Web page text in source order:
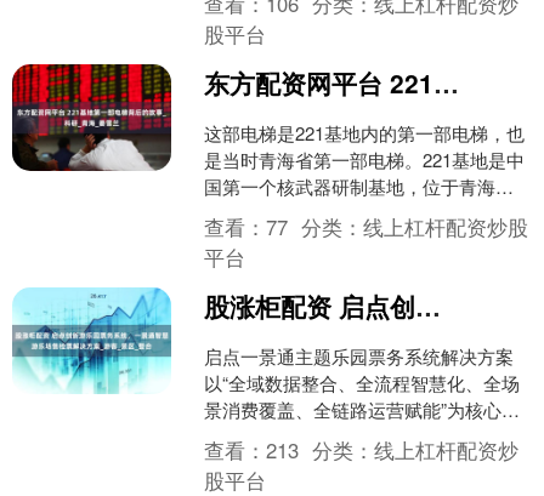
口展示方式进行调整。....
股平台
东方配资网平台 221基地第一部电梯背后的故事_科研_青海_姜雪兰
这部电梯是221基地内的第一部电梯，也
是当时青海省第一部电梯。221基地是中
国第一个核武器研制基地，位于青海省
西海镇原子城。由于221基地海拔高、条
件艰苦，为了....
查看：77 分类：线上杠杆配资炒股
平台
股涨柜配资 启点创新游乐园票务系统，一景通智慧游乐场售检票解决方案_游客_景区_整合
启点一景通主题乐园票务系统解决方案
以“全域数据整合、全流程智慧化、全场
景消费覆盖、全链路运营赋能”为核心，
通过技术重构主题乐园的票务管理、游
客体验与运营模式，实....
查看：213 分类：线上杠杆配资炒
股平台